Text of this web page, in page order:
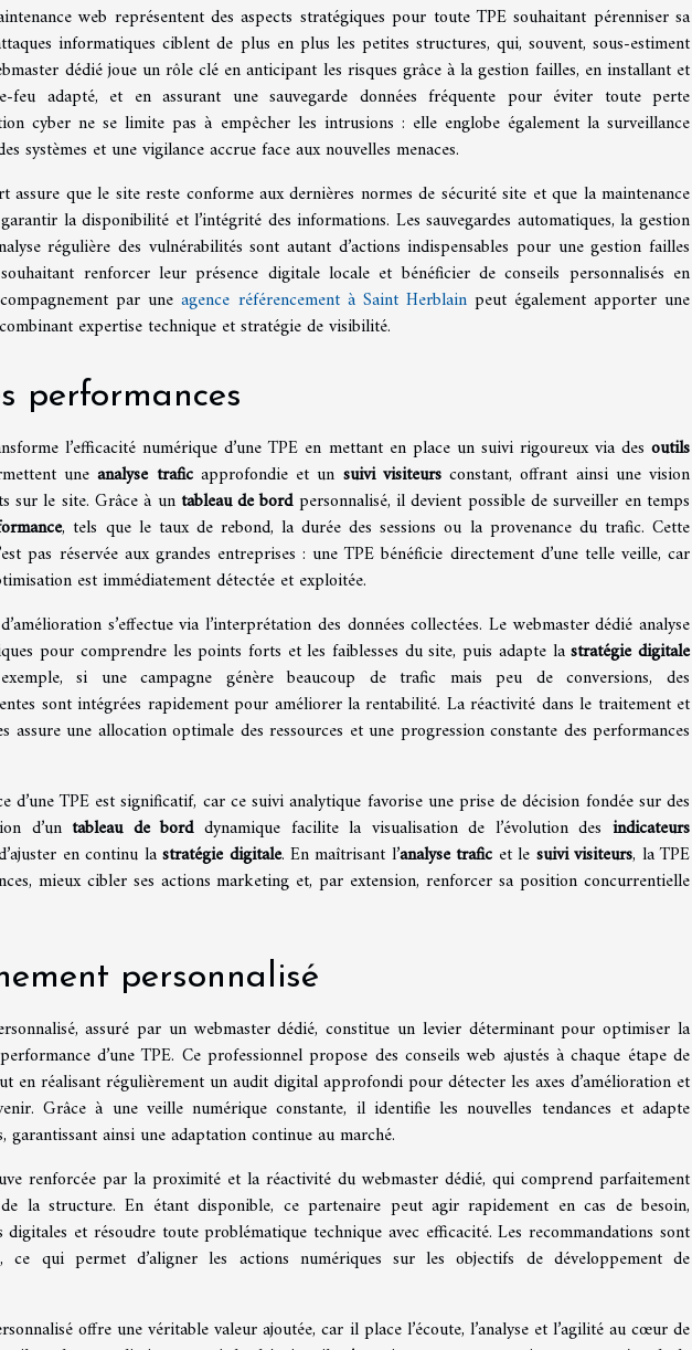
web représentent des aspects stratégiques pour toute TPE souhaitant pérenniser sa
informatiques ciblent de plus en plus les petites structures, qui, souvent, sous-estiment
dédié joue un rôle clé en anticipant les risques grâce à la gestion failles, en installant et
feu adapté, et en assurant une sauvegarde données fréquente pour éviter toute perte
cyber ne se limite pas à empêcher les intrusions : elle englobe également la surveillance
systèmes et une vigilance accrue face aux nouvelles menaces.
assure que le site reste conforme aux dernières normes de sécurité site et que la maintenance
la disponibilité et l’intégrité des informations. Les sauvegardes automatiques, la gestion
régulière des vulnérabilités sont autant d’actions indispensables pour une gestion failles
renforcer leur présence digitale locale et bénéficier de conseils personnalisés en
par uneagence référencement à Saint Herblainpeut également apporter une
expertise technique et stratégie de visibilité.
performances
l’efficacité numérique d’une TPE en mettant en place un suivi rigoureux via des outils
uneanalyse traficapprofondie et un suivi visiteursconstant, offrant ainsi une vision
sur le site. Grâce à untableau de bordpersonnalisé, il devient possible de surveiller en temps
, tels que le taux de rebond, la durée des sessions ou la provenance du trafic. Cette
pas réservée aux grandes entreprises : une TPE bénéficie directement d’une telle veille, car
est immédiatement détectée et exploitée.
s’effectue via l’interprétation des données collectées. Le webmaster dédié analyse
pour comprendre les points forts et les faiblesses du site, puis adapte lastratégie digitale
si une campagne génère beaucoup de trafic mais peu de conversions, des
sont intégrées rapidement pour améliorer la rentabilité. La réactivité dans le traitement et
assure une allocation optimale des ressources et une progression constante des performances
d’une TPE est significatif, car ce suivi analytique favorise une prise de décision fondée sur des
d’untableau de borddynamique facilite la visualisation de l’évolution desindicateurs
en continu lastratégie digitale. En maîtrisant l’analyse trafic et le suivi visiteurs, la TPE
mieux cibler ses actions marketing et, par extension, renforcer sa position concurrentielle
personnalisé
assuré par un webmaster dédié, constitue un levier déterminant pour optimiser la
d’une TPE. Ce professionnel propose des conseils web ajustés à chaque étape de
en réalisant régulièrement un audit digital approfondi pour détecter les axes d’amélioration et
Grâce à une veille numérique constante, il identifie les nouvelles tendances et adapte
garantissant ainsi une adaptation continue au marché.
renforcée par la proximité et la réactivité du webmaster dédié, qui comprend parfaitement
la structure. En étant disponible, ce partenaire peut agir rapidement en cas de besoin,
et résoudre toute problématique technique avec efficacité. Les recommandations sont
ce qui permet d’aligner les actions numériques sur les objectifs de développement de
offre une véritable valeur ajoutée, car il place l’écoute, l’analyse et l’agilité au cœur de